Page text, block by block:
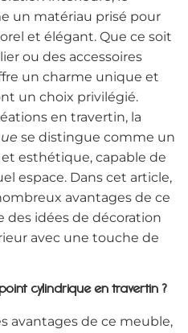
un matériau prisé pour
et élégant. Que ce soit
ou des accessoires
un charme unique et
un choix privilégié.
en travertin, la
se distingue comme un
esthétique, capable de
espace. Dans cet article,
avantages de ce
des idées de décoration
avec une touche de
cylindrique en travertin ?
avantages de ce meuble,